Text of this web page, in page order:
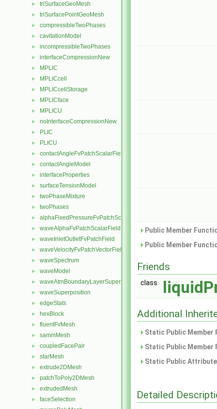
► triSurfaceGeoMesh
► triSurfacePointGeoMesh
► compressibleTwoPhases
► cavitationModel
► incompressibleTwoPhases
► interfaceCompressionNew
► MPLIC
► MPLICcell
► MPLICcellStorage
► MPLICface
► MPLICU
► noInterfaceCompressionNew
► PLIC
► PLICU
► contactAngleFvPatchScalarField
► contactAngleModel
► interfaceProperties
► surfaceTensionModel
► twoPhaseMixture
► twoPhases
► alphaFixedPressureFvPatchScalarField
► waveAlphaFvPatchScalarField
► waveInletOutletFvPatchField
► waveVelocityFvPatchVectorField
► waveSpectrum
► waveModel
► waveAtmBoundaryLayerSuperposition
► waveSuperposition
► edgeStats
► hexBlock
► fluentFvMesh
► sammMesh
► coupledFacePair
► starMesh
► extrude2DMesh
► patchToPoly2DMesh
► extrudedMesh
► faceSelection
Public Member
Public Member
Friends
class
Additional
Static Public
Static Public
Static Public
Detailed